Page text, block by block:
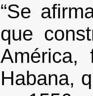
“Se
que
Habana,